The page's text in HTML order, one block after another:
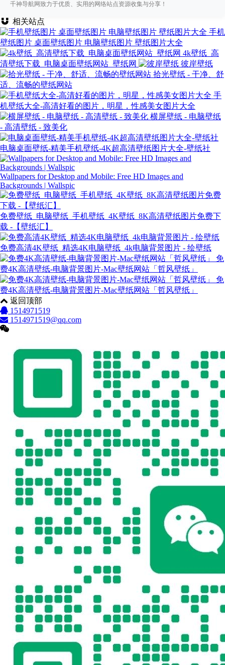
千神导航网致力于优质、实用的网络站点资源收集与分享！
相关站点
手机
壁纸图片 桌面壁纸图片 电脑壁纸图片 壁纸图片大全
4k壁纸_高
清壁纸下载_电脑桌面壁纸网站_壁纸网
彼岸壁纸
拾光壁纸 - 干净、舒
适、流畅的壁纸网站
手
机壁纸大全-高清好看的图片，明星，性感美女图片大全
横屏壁纸 - 电脑壁纸
- 高清壁纸 - 致美化
电脑桌面壁纸-精美手机壁纸-4K超高清壁纸图片大全-壁纸社
Wallpapers for Desktop and Mobile: Free HD Images and
Backgrounds | Wallspic
免费壁纸_电脑壁纸_手机壁纸_4K壁纸_8K高清壁纸图片免费下
载 -【壁纸汇】
免费高清4K壁纸_精选4K电脑壁纸_4k电脑背景图片 - 绘壁纸
免
费4K高清壁纸-电脑背景图片-Mac壁纸网站「哲风壁纸」
免
费4K高清壁纸-电脑背景图片-Mac壁纸网站「哲风壁纸」
返回顶部
1514971519
1514971519@qq.com